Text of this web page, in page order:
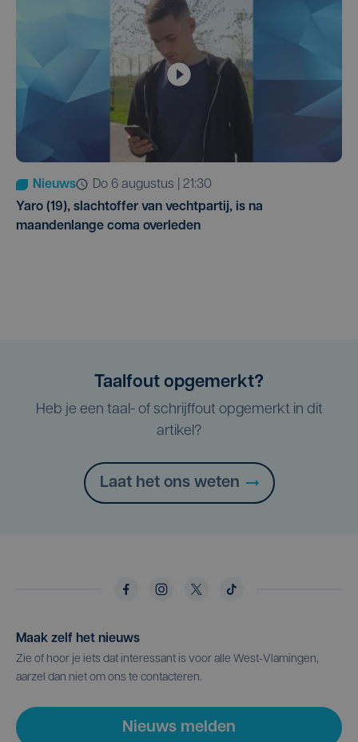
Nieuws
do 6 augustus | 21:30
Yaro (19), slachtoffer van vechtpartij, is na
maandenlange coma overleden
Taalfout opgemerkt?
Heb je een taal- of schrijffout opgemerkt in dit
artikel?
Laat het ons weten
Maak zelf het nieuws
Zie of hoor je iets dat interessant is voor alle West-Vlamingen,
aarzel dan niet om ons te contacteren.
Nieuws melden